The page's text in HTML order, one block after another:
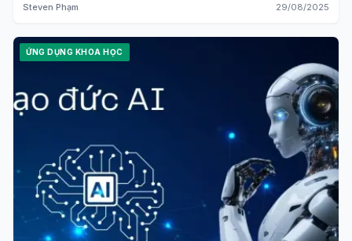
Steven Phạm 29/08/2025
ỨNG DỤNG KHOA HỌC